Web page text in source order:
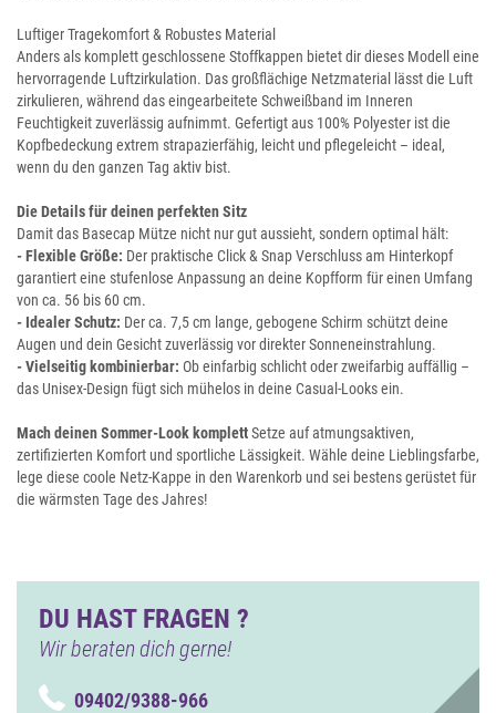
Luftiger Tragekomfort & Robustes Material
Anders als komplett geschlossene Stoffkappen bietet dir dieses Modell eine
hervorragende Luftzirkulation. Das großflächige Netzmaterial lässt die Luft
zirkulieren, während das eingearbeitete Schweißband im Inneren
Feuchtigkeit zuverlässig aufnimmt. Gefertigt aus 100% Polyester ist die
Kopfbedeckung extrem strapazierfähig, leicht und pflegeleicht – ideal,
wenn du den ganzen Tag aktiv bist.
Die Details für deinen perfekten Sitz
Damit das Basecap Mütze nicht nur gut aussieht, sondern optimal hält:
- Flexible Größe: Der praktische Click & Snap Verschluss am Hinterkopf
garantiert eine stufenlose Anpassung an deine Kopfform für einen Umfang
von ca. 56 bis 60 cm.
- Idealer Schutz: Der ca. 7,5 cm lange, gebogene Schirm schützt deine
Augen und dein Gesicht zuverlässig vor direkter Sonneneinstrahlung.
- Vielseitig kombinierbar: Ob einfarbig schlicht oder zweifarbig auffällig –
das Unisex-Design fügt sich mühelos in deine Casual-Looks ein.
Mach deinen Sommer-Look komplettSetze auf atmungsaktiven,
zertifizierten Komfort und sportliche Lässigkeit. Wähle deine Lieblingsfarbe,
lege diese coole Netz-Kappe in den Warenkorb und sei bestens gerüstet für
die wärmsten Tage des Jahres!
DU HAST FRAGEN ?
Wir beraten dich gerne!
09402/9388-966